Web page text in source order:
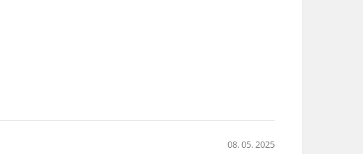
08. 05. 2025